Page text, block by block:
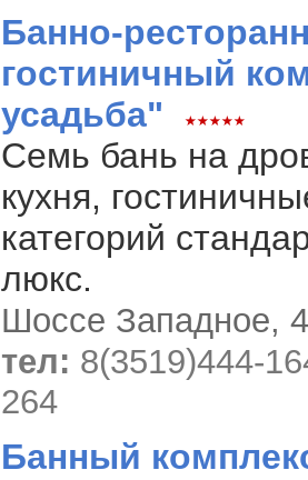
Банно-
гостиничный
усадьба"
Семь бань на
кухня,
категорий
люкс.
Шоссе Западное,
тел: 8(3519)444-
264
Банный